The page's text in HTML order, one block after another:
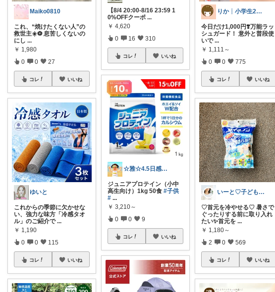
Maiko0810
これ、“焼けたくない人”の
救世主☀️⚽️ 息苦しくないの
にし ...
￥ 1,980
0 0 27
コレ いいね
ゆいと
これからの季節に欠かせな
い、強力な味方「冷感タオ
ル」のご紹介で ...
￥ 1,190
0 0 115
コレ いいね
【8/4 20:00-8/16 23:59 1
0%OFFクーポ ...
￥ 4,620
0 16 310
コレ いいね
☆雅☆4.5日感謝です(^^)/
ジュニアプロテイン（小中
高生向け）1kg 50食#子供
# ...
￥ 3,210～
0 0 9
コレ いいね
りか┊小学生2人4人家族2LDK暮らし
今日だけ1,000円❣️万能ラッ
シュガード！ 意外と普段使
いで ...
￥ 1,111～
0 0 775
コレ いいね
いーと♡子ども日用品/スイーツギフト/猫
♡首元を冷やせる♡ 暑さで
ぐったりする前に取り入れ
たい✨首元を ...
￥ 1,180～
2 0 569
コレ いいね